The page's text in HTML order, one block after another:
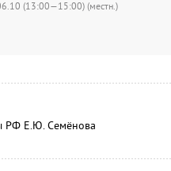
(13:00—15:00) (местн.)
РФ Е.Ю. Семёнова